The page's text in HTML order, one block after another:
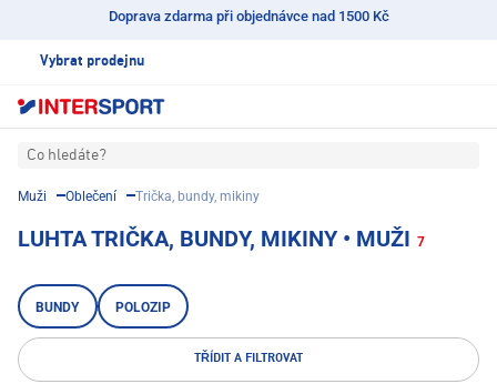
Doprava zdarma při objednávce nad 1500 Kč
Vybrat prodejnu
Co hledáte?
Muži Oblečení Trička, bundy, mikiny
LUHTA TRIČKA, BUNDY, MIKINY • MUŽI 7
BUNDY POLOZIP
TŘÍDIT A FILTROVAT